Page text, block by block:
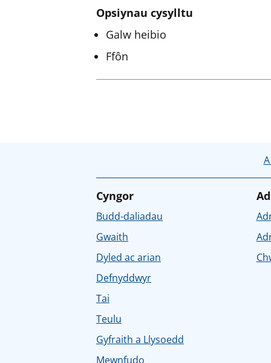
Opsiynau cysylltu
Galw heibio
Ffôn
Cyngor
Budd-daliadau
Gwaith
Dyled ac arian
Defnyddwyr
Tai
Teulu
Gyfraith a Llysoedd
Mewnfudo